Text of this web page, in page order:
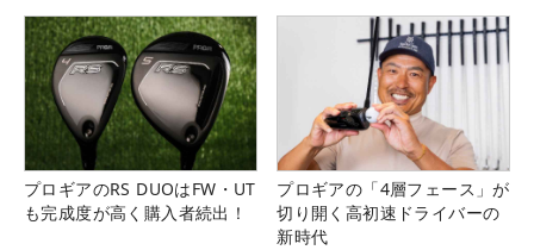
プロギアのRS DUOはFW・UT
も完成度が高く購入者続出！
プロギアの「4層フェース」が
切り開く高初速ドライバーの
新時代